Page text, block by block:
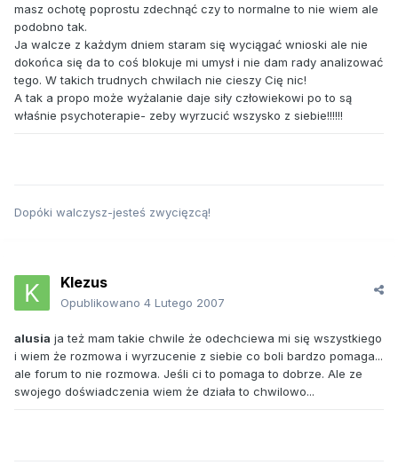
masz ochotę poprostu zdechnąć czy to normalne to nie wiem ale
podobno tak.
Ja walcze z każdym dniem staram się wyciągać wnioski ale nie
dokońca się da to coś blokuje mi umysł i nie dam rady analizować
tego. W takich trudnych chwilach nie cieszy Cię nic!
A tak a propo może wyżalanie daje siły człowiekowi po to są
właśnie psychoterapie- zeby wyrzucić wszysko z siebie!!!!!!
Dopóki walczysz-jesteś zwycięzcą!
Klezus
Opublikowano 4 Lutego 2007
alusia ja też mam takie chwile że odechciewa mi się wszystkiego
i wiem że rozmowa i wyrzucenie z siebie co boli bardzo pomaga...
ale forum to nie rozmowa. Jeśli ci to pomaga to dobrze. Ale ze
swojego doświadczenia wiem że działa to chwilowo...